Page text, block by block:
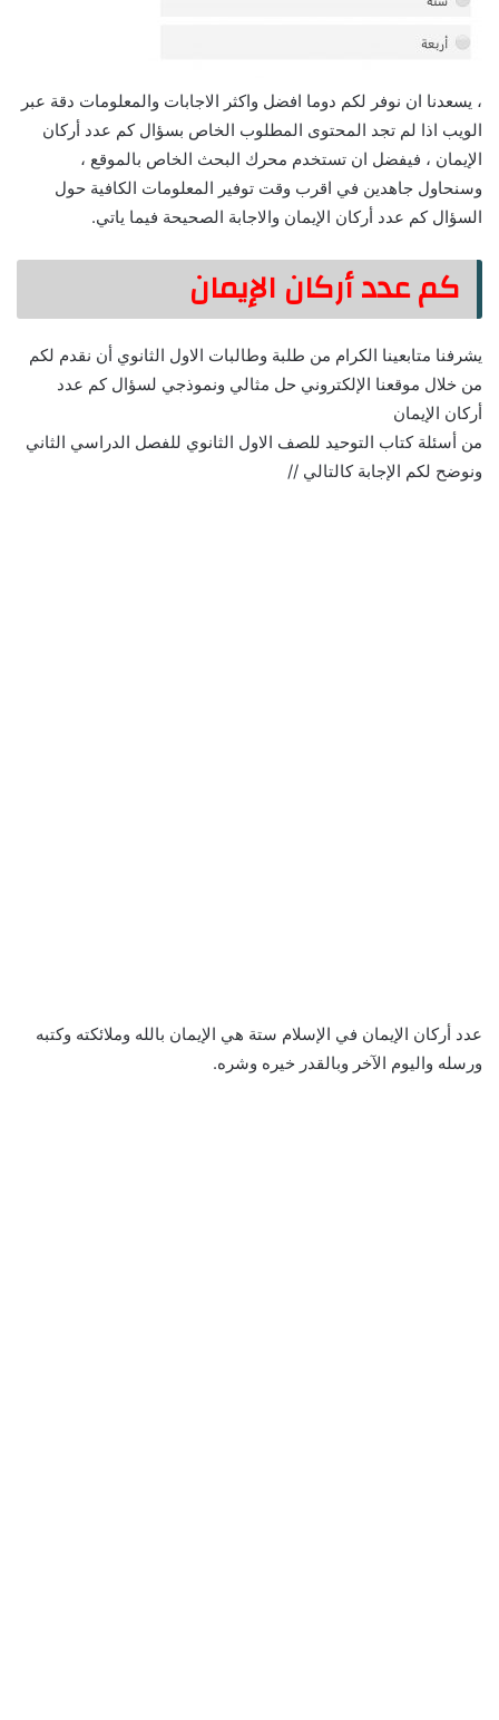
، يسعدنا ان نوفر لكم دوما افضل واكثر الاجابات والمعلومات دقة عبر
الويب اذا لم تجد المحتوى المطلوب الخاص بسؤال كم عدد أركان
الإيمان ، فيفضل ان تستخدم محرك البحث الخاص بالموقع ،
وسنحاول جاهدين في اقرب وقت توفير المعلومات الكافية حول
السؤال كم عدد أركان الإيمان والاجابة الصحيحة فيما ياتي.
كم عدد أركان الإيمان
يشرفنا متابعينا الكرام من طلبة وطالبات الاول الثانوي أن نقدم لكم
من خلال موقعنا الإلكتروني حل مثالي ونموذجي لسؤال كم عدد
أركان الإيمان
من أسئلة كتاب التوحيد للصف الاول الثانوي للفصل الدراسي الثاني
ونوضح لكم الإجابة كالتالي //
عدد أركان الإيمان في الإسلام ستة هي الإيمان بالله وملائكته وكتبه
ورسله واليوم الآخر وبالقدر خيره وشره.